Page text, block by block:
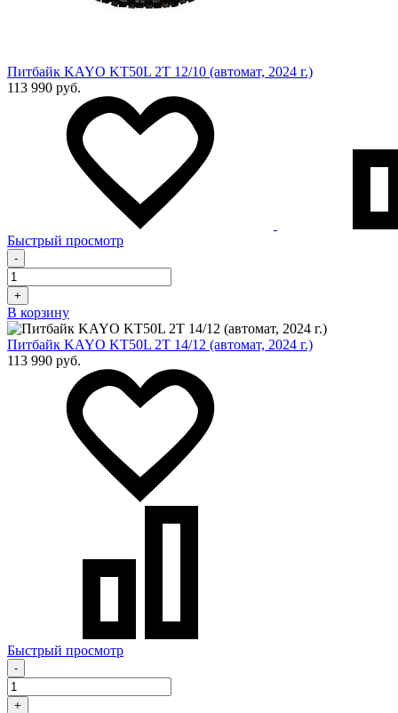
Питбайк KAYO KT50L 2T 12/10 (автомат, 2024 г.)
113 990 руб.
Быстрый просмотр
-
+
В корзину
Питбайк KAYO KT50L 2T 14/12 (автомат, 2024 г.)
113 990 руб.
Быстрый просмотр
-
+